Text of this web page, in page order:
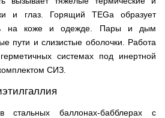
и глаз. Горящий TEGa образует
на коже и одежде. Пары и дым
пути и слизистые оболочки. Работа
системах под инертной
СИЗ.
стальных баллонах-бабблерах с